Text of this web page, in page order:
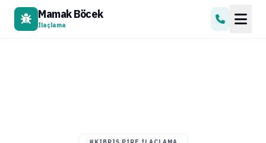
Mamak Böcek
İlaçlama